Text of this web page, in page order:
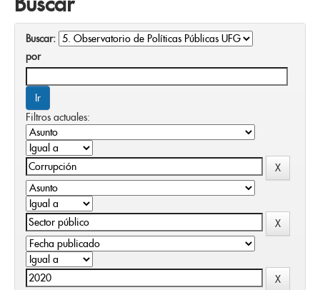
Buscar:
por
Filtros actuales: